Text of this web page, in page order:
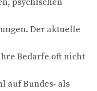
Der aktuelle
Bedarfe oft nicht
auf Bundes- als